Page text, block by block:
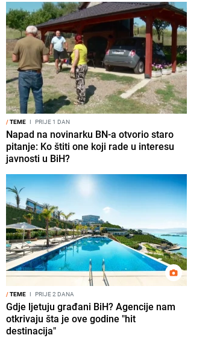
/TEME I PRIJE 1 DAN
Napad na novinarku BN-a otvorio staro
pitanje: Ko štiti one koji rade u interesu
javnosti u BiH?
/TEME I PRIJE 2 DANA
Gdje ljetuju građani BiH? Agencije nam
otkrivaju šta je ove godine "hit
destinacija"